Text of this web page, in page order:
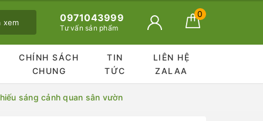
xem 0971043999
Tư vấn sản phẩm
0
CHÍNH SÁCH
CHUNG
TIN
TỨC
LIÊN HỆ
ZALAA
sáng cảnh quan sân vườn